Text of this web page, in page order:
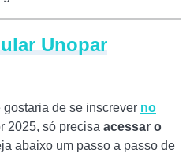
Unopar
de se inscrever no
2025, só precisa acessar o
abaixo um passo a passo de